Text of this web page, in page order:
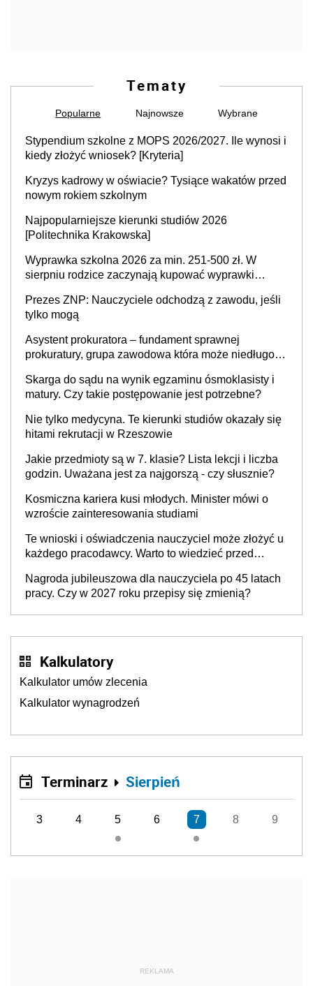
Tematy
Popularne Najnowsze Wybrane
Stypendium szkolne z MOPS 2026/2027. Ile wynosi i
kiedy złożyć wniosek? [Kryteria]
Kryzys kadrowy w oświacie? Tysiące wakatów przed
nowym rokiem szkolnym
Najpopularniejsze kierunki studiów 2026
[Politechnika Krakowska]
Wyprawka szkolna 2026 za min. 251-500 zł. W
sierpniu rodzice zaczynają kupować wyprawki
ponad 1 tys. zł
Prezes ZNP: Nauczyciele odchodzą z zawodu, jeśli
tylko mogą
Asystent prokuratora – fundament sprawnej
prokuratury, grupa zawodowa która może niedługo
Skarga do sądu na wynik egzaminu ósmoklasisty i
matury. Czy takie postępowanie jest potrzebne?
Nie tylko medycyna. Te kierunki studiów okazały się
hitami rekrutacji w Rzeszowie
Jakie przedmioty są w 7. klasie? Lista lekcji i liczba
godzin. Uważana jest za najgorszą - czy słusznie?
Kosmiczna kariera kusi młodych. Minister mówi o
wzroście zainteresowania studiami
Te wnioski i oświadczenia nauczyciel może złożyć u
każdego pracodawcy. Warto to wiedzieć przed
Nagroda jubileuszowa dla nauczyciela po 45 latach
pracy. Czy w 2027 roku przepisy się zmienią?
Kalkulatory
Kalkulator umów zlecenia
Kalkulator wynagrodzeń
Terminarz Sierpień
3 4 5 6 7 8 9
REKLAMA